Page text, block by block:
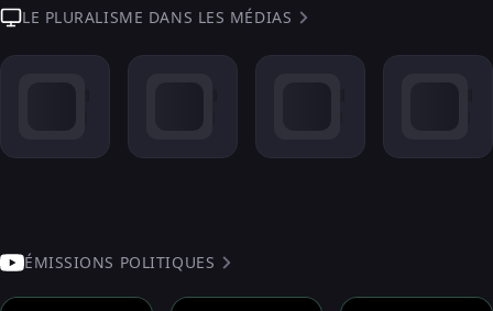
LE PLURALISME DANS LES MÉDIAS
ÉMISSIONS POLITIQUES